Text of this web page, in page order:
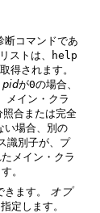
断コマンドであ
ストは、
help
得されます。
pidが0の場合、
メイン・クラ
照合または完全
い場合、別の
識別子が、プ
メイン・クラ
。
ます。
オプ
定します。